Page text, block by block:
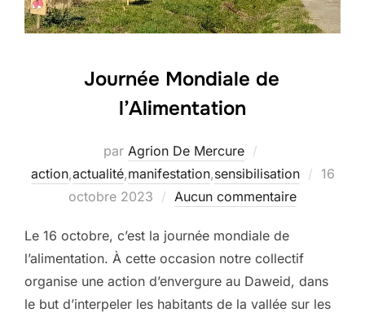
Journée Mondiale de
l’Alimentation
par Agrion De Mercure
action,actualité,manifestation,sensibilisation
Publié
16
octobre 2023
Aucun commentaire
Le 16 octobre, c’est la journée mondiale de
l’alimentation. À cette occasion notre collectif
organise une action d’envergure au Daweid, dans
le but d’interpeler les habitants de la vallée sur les